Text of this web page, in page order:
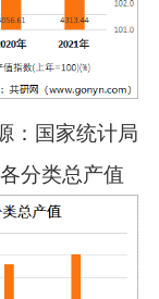
：国家统计局
分类总产值